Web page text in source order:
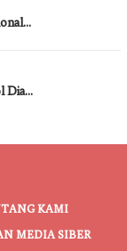
Dia…
KAMI
MEDIA SIBER